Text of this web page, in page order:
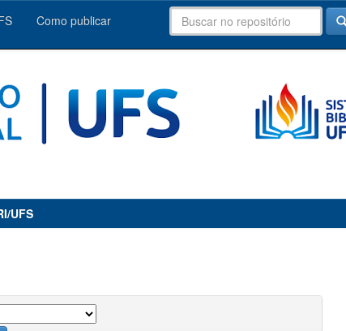
Como publicar
UFS